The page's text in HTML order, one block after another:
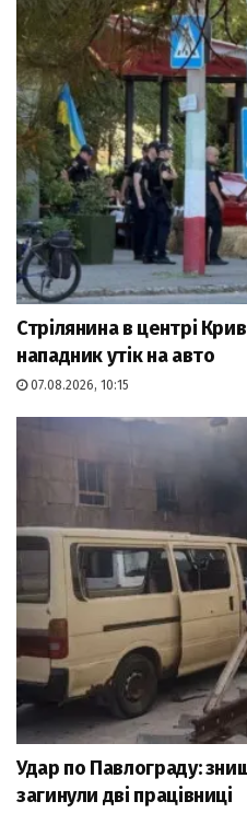
Стрілянина в центрі
нападник утік на авто
07.08.2026, 10:15
Удар по Павлограду:
загинули дві працівниці